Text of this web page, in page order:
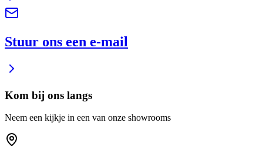
Stuur ons een e-mail
Kom bij ons langs
Neem een kijkje in een van onze showrooms